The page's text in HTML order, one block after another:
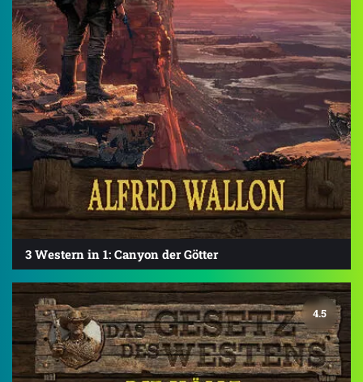
3 Western in 1: Canyon der Götter
4.5